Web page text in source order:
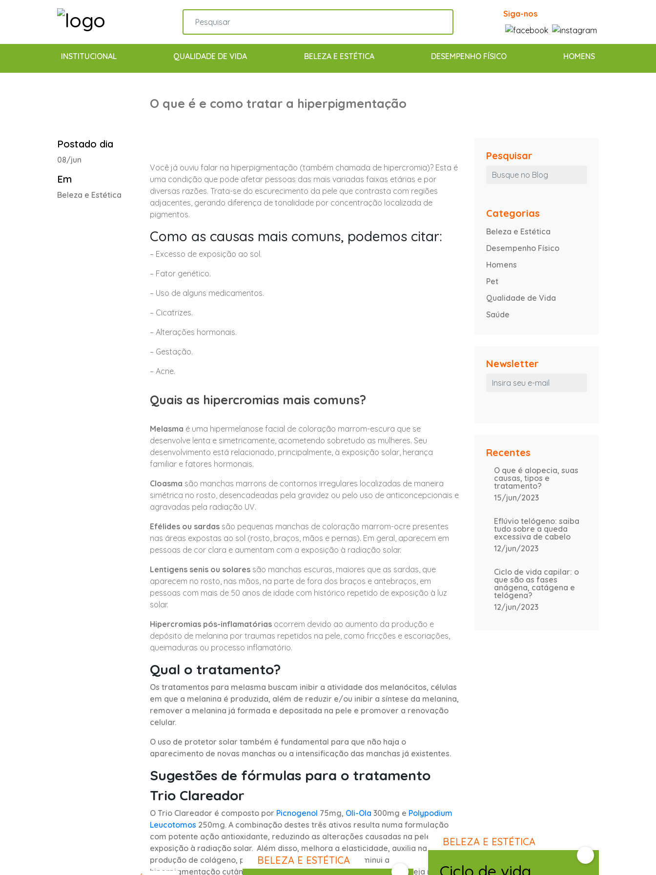
Siga-nos
INSTITUCIONAL QUALIDADE DE VIDA BELEZA E ESTÉTICA DESEMPENHO FÍSICO HOMENS
O que é e como tratar a hiperpigmentação
Postado dia
08/jun
Em
Beleza e Estética
Você já ouviu falar na hiperpigmentação (também chamada de hipercromia)? Esta é
uma condição que pode afetar pessoas das mais variadas faixas etárias e por
diversas razões. Trata-se do escurecimento da pele que contrasta com regiões
adjacentes, gerando diferença de tonalidade por concentração localizada de
pigmentos.
Como as causas mais comuns, podemos citar:
– Excesso de exposição ao sol.
– Fator genético.
– Uso de alguns medicamentos.
– Cicatrizes.
– Alterações hormonais.
– Gestação.
– Acne.
Quais as hipercromias mais comuns?
Melasma é uma hipermelanose facial de coloração marrom-escura que se
desenvolve lenta e simetricamente, acometendo sobretudo as mulheres. Seu
desenvolvimento está relacionado, principalmente, à exposição solar, herança
familiar e fatores hormonais.
Cloasma são manchas marrons de contornos irregulares localizadas de maneira
simétrica no rosto, desencadeadas pela gravidez ou pelo uso de anticoncepcionais e
agravadas pela radiação UV.
Efélides ou sardas são pequenas manchas de coloração marrom-ocre presentes
nas áreas expostas ao sol (rosto, braços, mãos e pernas). Em geral, aparecem em
pessoas de cor clara e aumentam com a exposição à radiação solar.
Lentigens senis ou solares são manchas escuras, maiores que as sardas, que
aparecem no rosto, nas mãos, na parte de fora dos braços e antebraços, em
pessoas com mais de 50 anos de idade com histórico repetido de exposição à luz
solar.
Hipercromias pós-inflamatórias ocorrem devido ao aumento da produção e
depósito de melanina por traumas repetidos na pele, como fricções e escoriações,
queimaduras ou processo inflamatório.
Qual o tratamento?
Os tratamentos para melasma buscam inibir a atividade dos melanócitos, células
em que a melanina é produzida, além de reduzir e/ou inibir a síntese da melanina,
remover a melanina já formada e depositada na pele e promover a renovação
celular.
O uso de protetor solar também é fundamental para que não haja o
aparecimento de novas manchas ou a intensificação das manchas já existentes.
Sugestões de fórmulas para o tratamento
Trio Clareador
O Trio Clareador é composto por Picnogenol 75mg, Oli-Ola 300mg e Polypodium
Leucotomos 250mg. A combinação destes três ativos resulta numa formulação
com potente ação antioxidante, reduzindo as alterações causadas na pele pela
exposição à radiação solar. Além disso, melhora a elasticidade, auxilia na
produção de colágeno, promove a renovação celular, diminui a
hiperpigmentação cutânea e uniformiza o tom da pele. Cliqueaqui e veja mais!
Pesquisar
Categorias
Beleza e Estética
Desempenho Físico
Homens
Pet
Qualidade de Vida
Saúde
Newsletter
Recentes
O que é alopecia, suas
causas, tipos e
tratamento?
15/jun/2023
Eflúvio telógeno: saiba
tudo sobre a queda
excessiva de cabelo
12/jun/2023
Ciclo de vida capilar: o
que são as fases
anágena, catágena e
telógena?
12/jun/2023
BELEZA E ESTÉTICA
BELEZA E ESTÉTICA
Ciclo de vida